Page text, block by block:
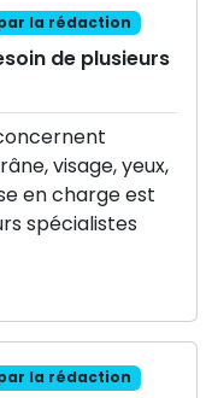
la rédaction
de plusieurs
visage, yeux,
en charge est
spécialistes
la rédaction